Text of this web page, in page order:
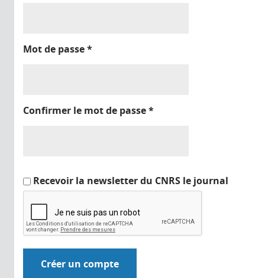
Mot de passe*
Confirmer le mot de passe*
Recevoir la newsletter du CNRS le journal